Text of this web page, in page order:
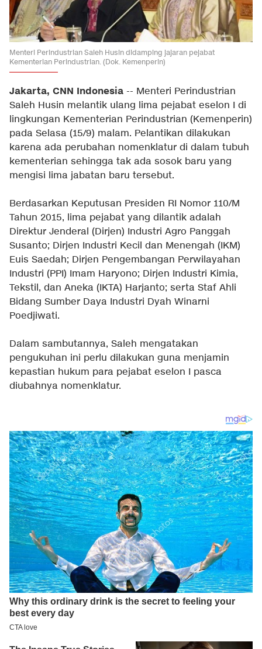
Menteri Perindustrian Saleh Husin didamping jajaran pejabat
Kementerian Perindustrian. (Dok. Kemenperin)
Jakarta, CNN Indonesia -- Menteri Perindustrian
Saleh Husin melantik ulang lima pejabat eselon I di
lingkungan Kementerian Perindustrian (Kemenperin)
pada Selasa (15/9) malam. Pelantikan dilakukan
karena ada perubahan nomenklatur di dalam tubuh
kementerian sehingga tak ada sosok baru yang
mengisi lima jabatan baru tersebut.
Berdasarkan Keputusan Presiden RI Nomor 110/M
Tahun 2015, lima pejabat yang dilantik adalah
Direktur Jenderal (Dirjen) Industri Agro Panggah
Susanto; Dirjen Industri Kecil dan Menengah (IKM)
Euis Saedah; Dirjen Pengembangan Perwilayahan
Industri (PPI) Imam Haryono; Dirjen Industri Kimia,
Tekstil, dan Aneka (IKTA) Harjanto; serta Staf Ahli
Bidang Sumber Daya Industri Dyah Winarni
Poedjiwati.
Dalam sambutannya, Saleh mengatakan
pengukuhan ini perlu dilakukan guna menjamin
kepastian hukum para pejabat eselon I pasca
diubahnya nomenklatur.